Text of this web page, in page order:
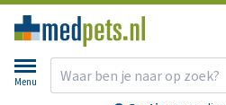
Menu